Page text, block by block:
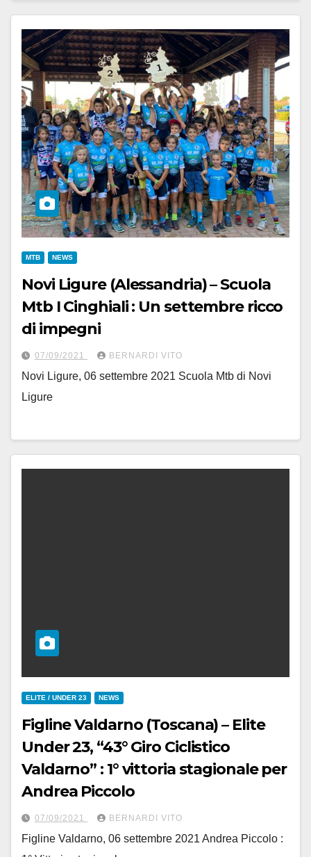
MTB NEWS
Novi Ligure (Alessandria) – Scuola
Mtb I Cinghiali : Un settembre ricco
di impegni
07/09/2021 BERNARDI VITO
Novi Ligure, 06 settembre 2021 Scuola Mtb di Novi
Ligure
ELITE / UNDER 23 NEWS
Figline Valdarno (Toscana) – Elite
Under 23, “43° Giro Ciclistico
Valdarno” : 1° vittoria stagionale per
Andrea Piccolo
07/09/2021 BERNARDI VITO
Figline Valdarno, 06 settembre 2021 Andrea Piccolo :